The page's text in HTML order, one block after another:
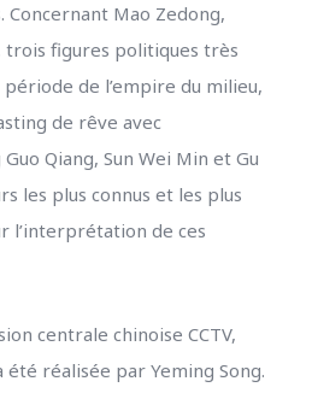
Mao Zedong,
trois figures politiques très
de l’empire du milieu,
de rêve avec
Qiang, Sun Wei Min et Gu
les plus connus et les plus
l’interprétation de ces
centrale chinoise CCTV,
réalisée par Yeming Song.